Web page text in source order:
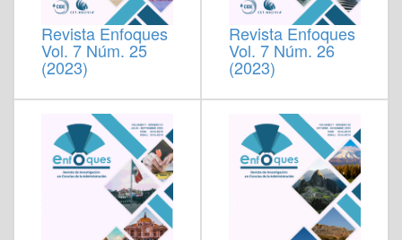
Revista Enfoques
Vol. 7 Núm. 25
(2023)
Revista Enfoques
Vol. 7 Núm. 26
(2023)